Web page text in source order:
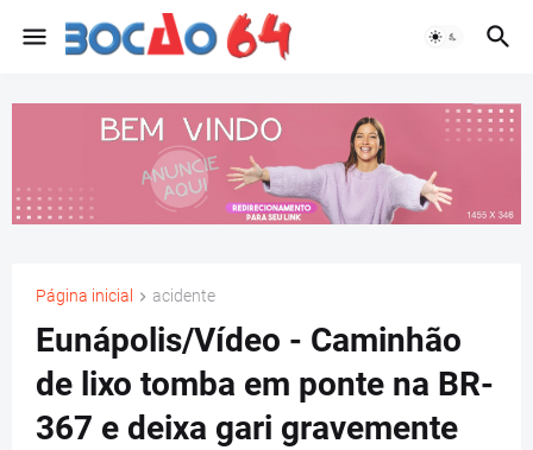
Página inicial acidente
Eunápolis/Vídeo - Caminhão
de lixo tomba em ponte na BR-
367 e deixa gari gravemente